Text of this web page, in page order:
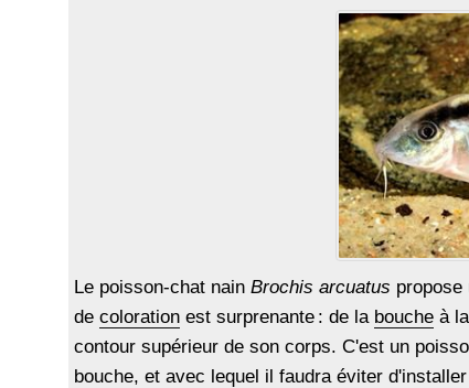
Le poisson-chat nain Brochis arcuatus
de coloration est surprenante : de la bouche à
contour supérieur de son corps. C'est un
bouche, et avec lequel il faudra éviter